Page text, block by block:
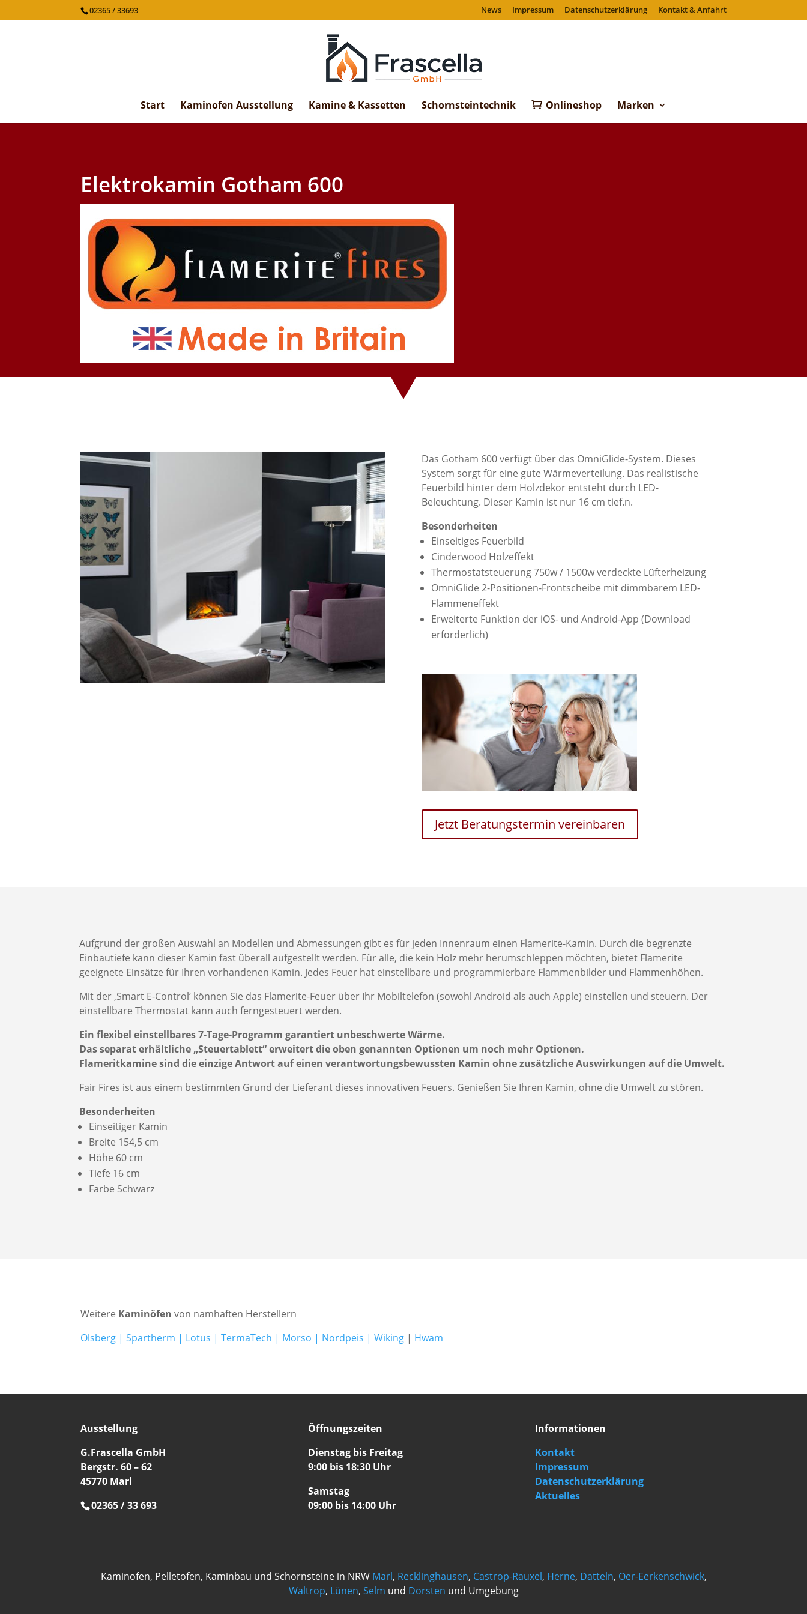
02365 / 33693 News Impressum Datenschutzerklärung Kontakt & Anfahrt
Start Kaminofen Ausstellung Kamine & Kassetten Schornsteintechnik Onlineshop Marken
Elektrokamin Gotham 600
Das Gotham 600 verfügt über das OmniGlide-System. Dieses
System sorgt für eine gute Wärmeverteilung. Das realistische
Feuerbild hinter dem Holzdekor entsteht durch LED-
Beleuchtung. Dieser Kamin ist nur 16 cm tief.n.
Besonderheiten
Einseitiges Feuerbild
Cinderwood Holzeffekt
Thermostatsteuerung 750w / 1500w verdeckte Lüfterheizung
OmniGlide 2-Positionen-Frontscheibe mit dimmbarem LED-
Flammeneffekt
Erweiterte Funktion der iOS- und Android-App (Download
erforderlich)
Jetzt Beratungstermin vereinbaren
Aufgrund der großen Auswahl an Modellen und Abmessungen gibt es für jeden Innenraum einen Flamerite-Kamin. Durch die begrenzte
Einbautiefe kann dieser Kamin fast überall aufgestellt werden. Für alle, die kein Holz mehr herumschleppen möchten, bietet Flamerite
geeignete Einsätze für Ihren vorhandenen Kamin. Jedes Feuer hat einstellbare und programmierbare Flammenbilder und Flammenhöhen.
Mit der ‚Smart E-Control‘ können Sie das Flamerite-Feuer über Ihr Mobiltelefon (sowohl Android als auch Apple) einstellen und steuern. Der
einstellbare Thermostat kann auch ferngesteuert werden.
Ein flexibel einstellbares 7-Tage-Programm garantiert unbeschwerte Wärme.
Das separat erhältliche „Steuertablett“ erweitert die oben genannten Optionen um noch mehr Optionen.
Flameritkamine sind die einzige Antwort auf einen verantwortungsbewussten Kamin ohne zusätzliche Auswirkungen auf die Umwelt.
Fair Fires ist aus einem bestimmten Grund der Lieferant dieses innovativen Feuers. Genießen Sie Ihren Kamin, ohne die Umwelt zu stören.
Besonderheiten
Einseitiger Kamin
Breite 154,5 cm
Höhe 60 cm
Tiefe 16 cm
Farbe Schwarz
Weitere Kaminöfen von namhaften Herstellern
Olsberg |Spartherm | Lotus |TermaTech | Morso | Nordpeis |Wiking | Hwam
Ausstellung
G.Frascella GmbH
Bergstr. 60 – 62
45770 Marl
02365 / 33 693
Öffnungszeiten
Dienstag bis Freitag
9:00 bis 18:30 Uhr
Samstag
09:00 bis 14:00 Uhr
Informationen
Kontakt
Impressum
Datenschutzerklärung
Aktuelles
Kaminofen, Pelletofen, Kaminbau und Schornsteine in NRW Marl, Recklinghausen, Castrop-Rauxel, Herne, Datteln, Oer-Eerkenschwick,
Waltrop, Lünen, Selm und Dorsten und Umgebung